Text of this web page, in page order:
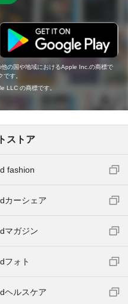
の国や地域におけるApple Inc.の商標で
す。
LLC の商標です。
ストア
d fashion
dカーシェア
dマガジン
dフォト
dヘルスケア